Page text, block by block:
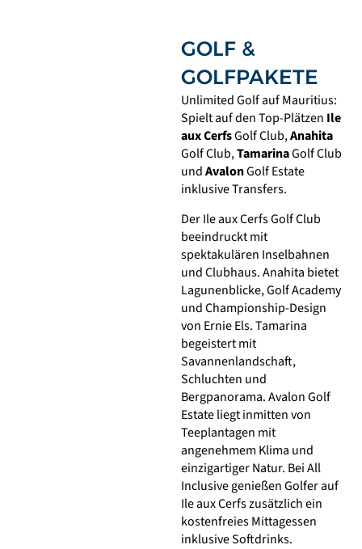
GOLF &
GOLFPAKETE
Unlimited Golf aufMauritius:
Spielt auf den Top-Plätzen Ile
aux CerfsGolf Club,Anahita
Golf Club,TamarinaGolf Club
undAvalonGolf Estate
inklusive Transfers.
Der Ile aux Cerfs Golf Club
beeindruckt mit
spektakulären Inselbahnen
und Clubhaus. Anahita bietet
Lagunenblicke, Golf Academy
und Championship-Design
von Ernie Els. Tamarina
begeistert mit
Savannenlandschaft,
Schluchten und
Bergpanorama. Avalon Golf
Estate liegt inmitten von
Teeplantagen mit
angenehmem Klima und
einzigartiger Natur. Bei All
Inclusive genießen Golfer auf
Ile aux Cerfs zusätzlich ein
kostenfreies Mittagessen
inklusive Softdrinks.